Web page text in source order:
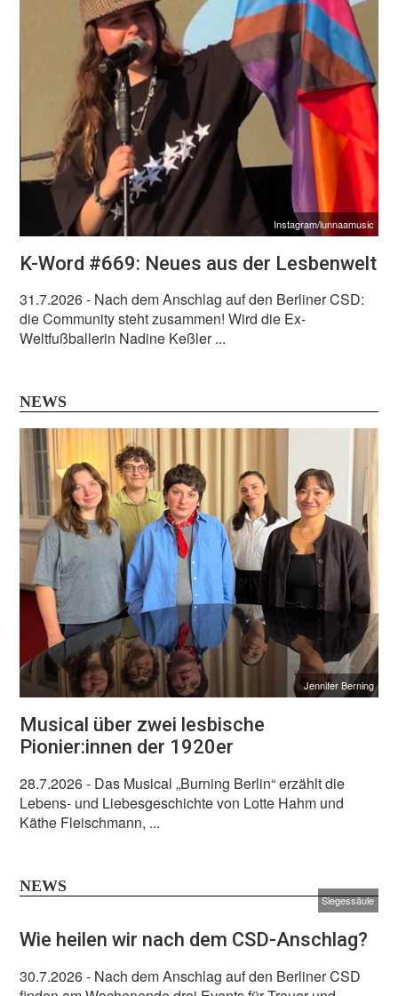
Instagram/lunnaamusic
K-Word #669: Neues aus der Lesbenwelt
31.7.2026- Nach dem Anschlag auf den Berliner CSD:
die Community steht zusammen! Wird die Ex-
Weltfußballerin Nadine Keßler ...
NEWS
Jennifer Berning
Musical über zwei lesbische
Pionier:innen der 1920er
28.7.2026- Das Musical „Burning Berlin“ erzählt die
Lebens- und Liebesgeschichte von Lotte Hahm und
Käthe Fleischmann, ...
NEWS
Siegessäule
Wie heilen wir nach dem CSD-Anschlag?
30.7.2026- Nach dem Anschlag auf den Berliner CSD